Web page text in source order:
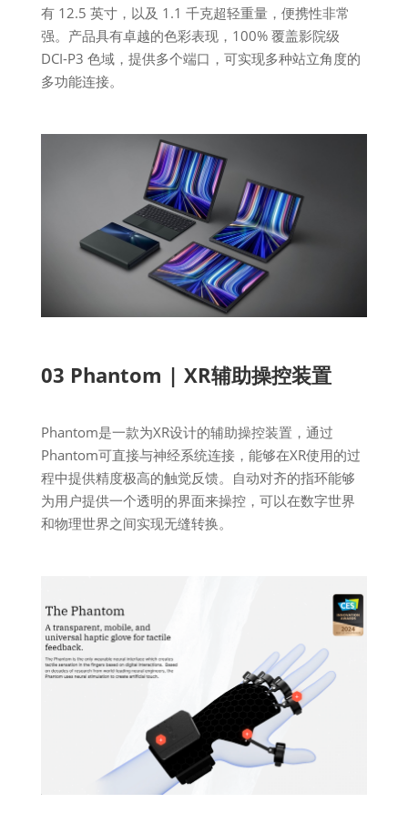
有 12.5 英寸，以及 1.1 千克超轻重量，便携性非常
强。产品具有卓越的色彩表现，100% 覆盖影院级
DCI-P3 色域，提供多个端口，可实现多种站立角度的
多功能连接。
03 Phantom | XR辅助操控装置
Phantom是一款为XR设计的辅助操控装置，通过
Phantom可直接与神经系统连接，能够在XR使用的过
程中提供精度极高的触觉反馈。自动对齐的指环能够
为用户提供一个透明的界面来操控，可以在数字世界
和物理世界之间实现无缝转换。